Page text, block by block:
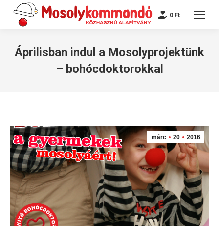
0 Ft
Áprilisban indul a Mosolyprojektünk
– bohócdoktorokkal
márc 20 2016